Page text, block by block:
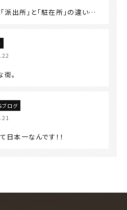
派出所」と「駐在所」の違い…
。
ブログ
日本一なんです！！